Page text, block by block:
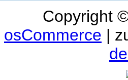
Copyright
osCommerce |